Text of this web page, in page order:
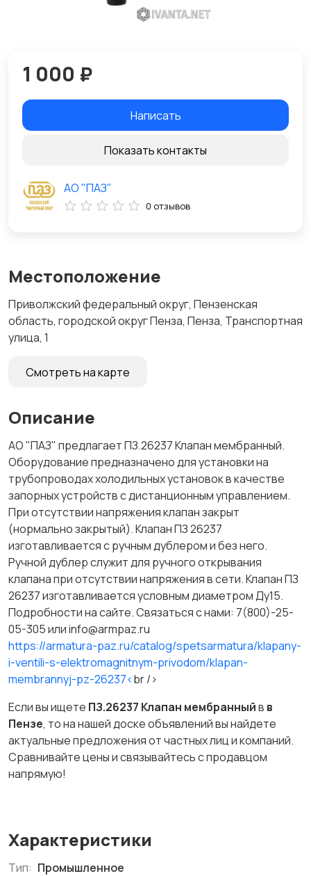
Местоположение
Приволжский федеральный округ, Пензенская
область, городской округ Пенза, Пенза, Транспортная
улица, 1
Смотреть на карте
Описание
АО "ПАЗ" предлагает ПЗ.26237 Клапан мембранный.
Оборудование предназначено для установки на
трубопроводах холодильных установок в качестве
запорных устройств с дистанционным управлением.
При отсутствии напряжения клапан закрыт
(нормально закрытый). Клапан ПЗ 26237
изготавливается с ручным дублером и без него.
Ручной дублер служит для ручного открывания
клапана при отсутствии напряжения в сети. Клапан ПЗ
26237 изготавливается условным диаметром Ду15.
Подробности на сайте. Связаться с нами: 7(800)-25-
05-305 или info@armpaz.ru
https://armatura-paz.ru/catalog/spetsarmatura/klapany-
i-ventili-s-elektromagnitnym-privodom/klapan-
membrannyj-pz-26237<br />
Если вы ищете ПЗ.26237 Клапан мембранныйв в
Пензе, то на нашей доске объявлений вы найдете
актуальные предложения от частных лиц и компаний.
Сравнивайте цены и связывайтесь с продавцом
напрямую!
Характеристики
Тип: Промышленное
1 000 ₽
Написать
Показать контакты
АО "ПАЗ"
0 отзывов